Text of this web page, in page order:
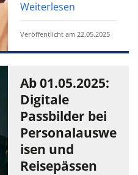
Weiterlesen
Veröffentlicht am 22.05.2025
Ab 01.05.2025:
Digitale
Passbilder bei
Personalauswe
isen und
Reisepässen